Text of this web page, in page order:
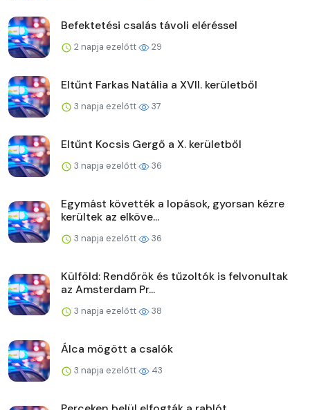
Befektetési csalás távoli eléréssel
2 napja ezelőtt 29
Eltűnt Farkas Natália a XVII. kerületből
3 napja ezelőtt 37
Eltűnt Kocsis Gergő a X. kerületből
3 napja ezelőtt 36
Egymást követték a lopások, gyorsan kézre
kerültek az elköve...
3 napja ezelőtt 36
Külföld: Rendőrök és tűzoltók is felvonultak
az Amsterdam Pr...
3 napja ezelőtt 38
Álca mögött a csalók
3 napja ezelőtt 43